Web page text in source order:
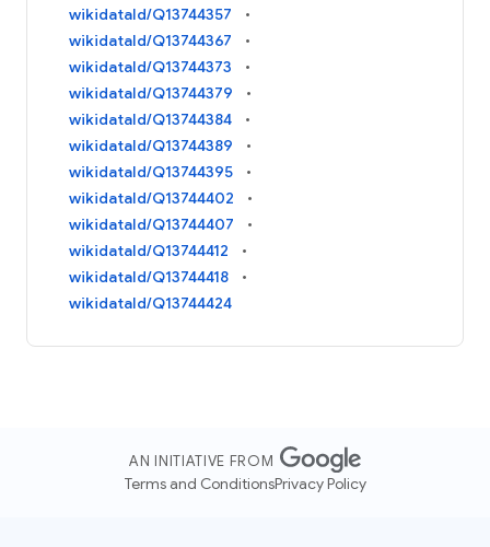
wikidataId/Q13744357
wikidataId/Q13744367
wikidataId/Q13744373
wikidataId/Q13744379
wikidataId/Q13744384
wikidataId/Q13744389
wikidataId/Q13744395
wikidataId/Q13744402
wikidataId/Q13744407
wikidataId/Q13744412
wikidataId/Q13744418
wikidataId/Q13744424
AN INITIATIVE FROM
Terms and ConditionsPrivacy Policy